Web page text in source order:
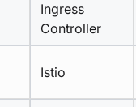
Ingress
Controller
Istio